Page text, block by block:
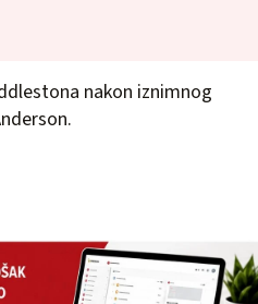
nakon iznimnog